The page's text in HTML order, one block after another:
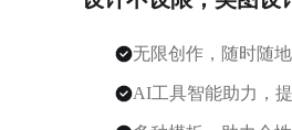
无限创作，随时随
AI工具智能助力，